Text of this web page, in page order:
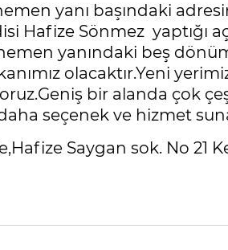
yanı başındaki
Hafize Sönmez yaptığı
yanındaki beş
olacaktır.Yeni
bir alanda çok
seçenek ve hizmet
Saygan sok. No 21